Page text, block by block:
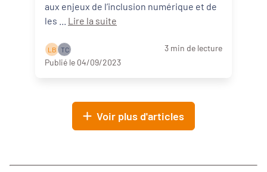
aux enjeux de l’inclusion numérique et de
Lire la suite
L B T C
3 min de lecture
Publié le 04/09/2023
Voir plus d'articles